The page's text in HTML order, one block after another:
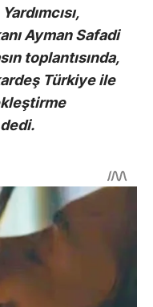
Ayman Safadi
toplantısında,
Türkiye ile